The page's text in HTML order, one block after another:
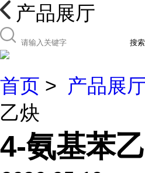
产品展厅
搜索
首页 > 产品展
乙炔
4-氨基苯